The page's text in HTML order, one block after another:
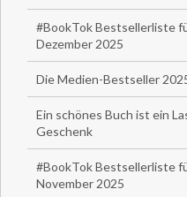
#BookTok Bestsellerliste
Dezember 2025
Die Medien-Bestseller
Ein schönes Buch ist ein
Geschenk
#BookTok Bestsellerliste
November 2025